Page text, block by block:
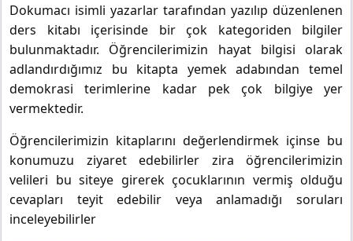
Dokumacı isimli yazarlar tarafından yazılıp düzenlenen
ders kitabı içerisinde bir çok kategoriden bilgiler
bulunmaktadır. Öğrencilerimizin hayat bilgisi olarak
adlandırdığımız bu kitapta yemek adabından temel
demokrasi terimlerine kadar pek çok bilgiye yer
vermektedir.
Öğrencilerimizin kitaplarını değerlendirmek içinse bu
konumuzu ziyaret edebilirler zira öğrencilerimizin
velileri bu siteye girerek çocuklarının vermiş olduğu
cevapları teyit edebilir veya anlamadığı soruları
inceleyebilirler